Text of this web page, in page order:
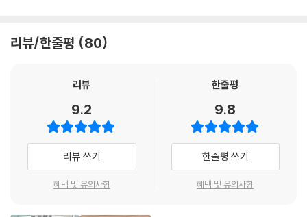
리뷰/한줄평 80
리뷰
9.2
리뷰 쓰기
혜택 및 유의사항
한줄평
9.8
한줄평 쓰기
혜택 및 유의사항